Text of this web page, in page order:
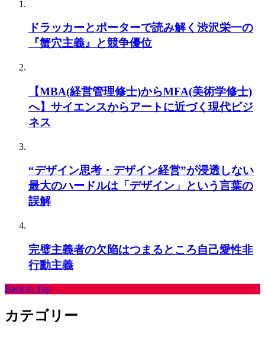
ドラッカーとポーターで読み解く渋沢栄一の
『蟹穴主義』と競争優位
【MBA(経営管理修士)からMFA(美術学修士)
へ】サイエンスからアートに近づく現代ビジ
ネス
“デザイン思考・デザイン経営”が浸透しない
最大のハードルは「デザイン」という言葉の
誤解
完璧主義者の欠陥はつまるところ自己愛性非
行動主義
Back to Top
カテゴリー